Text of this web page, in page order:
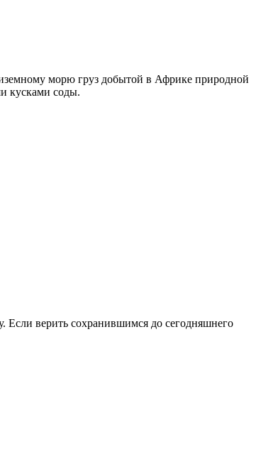
морю груз добытой в Африке природной
кусками соды.
Если верить сохранившимся до сегодняшнего